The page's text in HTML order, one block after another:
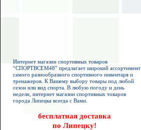
Интернет магазин спортивных товаров
“СПОРТВСЕМ48” предлагает широкий ассортимент
самого разнообразного спортивного инвентаря и
тренажеров. К Вашему выбору товары под любой
сезон или вид спорта. В любую погоду и день
недели, интернет магазин спортивных товаров
города Липецка всегда с Вами.
бесплатная доставка
по Липецку!